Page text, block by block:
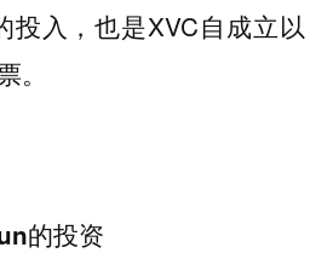
投入，也是XVC自成立以
。
的投资